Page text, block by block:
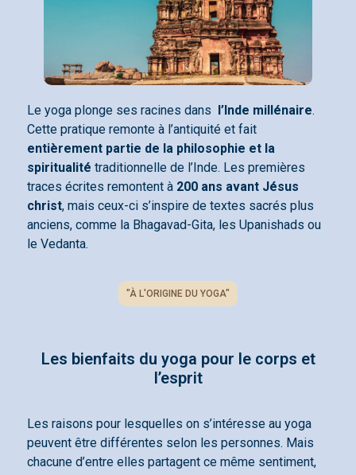
Le yoga plonge ses racines dans l’Inde millénaire.
Cette pratique remonte à l’antiquité et fait
entièrement partie de la philosophie et la
spiritualité traditionnelle de l’Inde. Les premières
traces écrites remontent à 200 ans avant Jésus
christ, mais ceux-ci s’inspire de textes sacrés plus
anciens, comme la Bhagavad-Gita, les Upanishads ou
le Vedanta.
"À L'ORIGINE DU YOGA"
Les bienfaits du yoga pour le corps et
l’esprit
Les raisons pour lesquelles on s’intéresse au yoga
peuvent être différentes selon les personnes. Mais
chacune d’entre elles partagent ce même sentiment,